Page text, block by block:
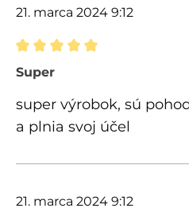
21. marca 2024 9:12
Recenzia s hodnotením
Super
super výrobok, sú
a plnia svoj účel
21. marca 2024 9:12